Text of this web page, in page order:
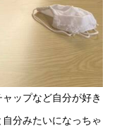
ップなど自分が好き
分みたいになっちゃ